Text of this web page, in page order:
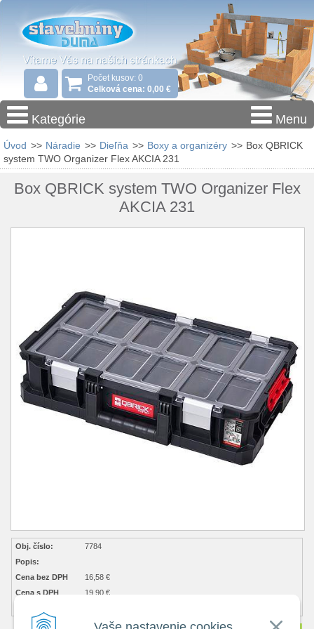
Počet kusov: 0
Celková cena: 0,00 €
Kategórie Menu
Úvod >> Náradie >> Dieľňa >> Boxy a organizéry >> Box QBRICK
system TWO Organizer Flex AKCIA 231
Box QBRICK system TWO Organizer Flex
AKCIA 231
Obj. číslo:
7784
Popis:
Cena bez DPH
16,58 €
Cena s DPH
19,90 €